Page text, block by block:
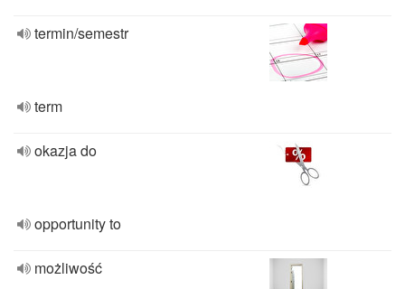
termin/semestr
term
okazja do
opportunity to
możliwość